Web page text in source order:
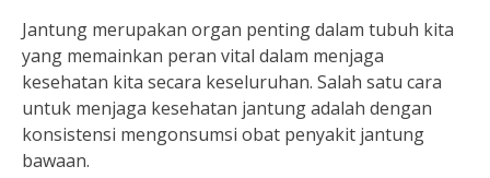
Jantung merupakan organ penting dalam tubuh kita
yang memainkan peran vital dalam menjaga
kesehatan kita secara keseluruhan. Salah satu cara
untuk menjaga kesehatan jantung adalah dengan
konsistensi mengonsumsi obat penyakit jantung
bawaan.